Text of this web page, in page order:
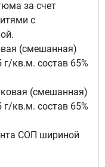
за счет
с
(смешанная)
кв.м. состав 65%
(смешанная)
кв.м. состав 65%
СОП шириной